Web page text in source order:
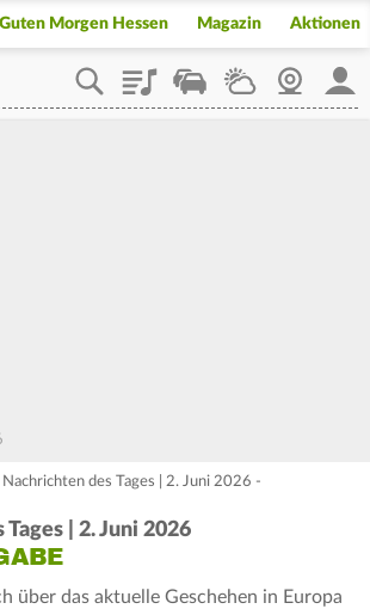
Guten Morgen Hessen Magazin Aktionen
PlaylistStaupilotWetterWebcam
Nachrichten des Tages | 2. Juni 2026 -
| 2. Juni 2026
über das aktuelle Geschehen in Europa